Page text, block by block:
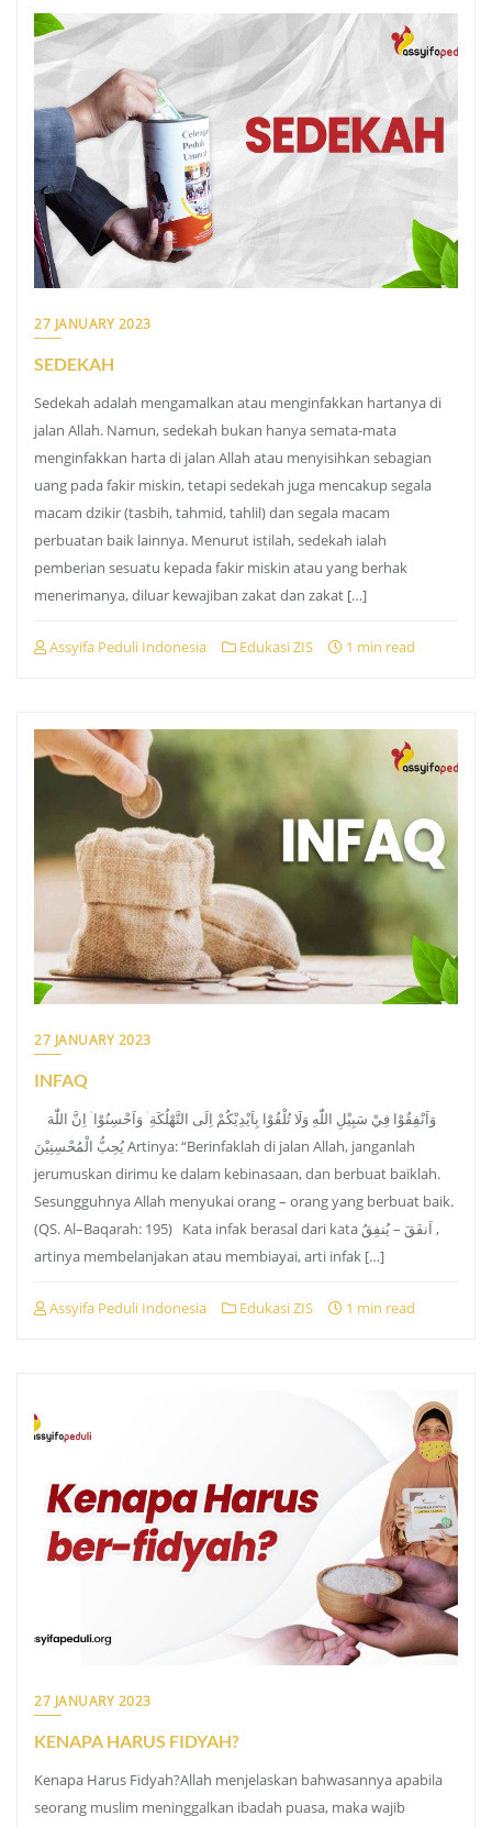
27 JANUARY 2023
SEDEKAH
Sedekah adalah mengamalkan atau menginfakkan hartanya di
jalan Allah. Namun, sedekah bukan hanya semata-mata
menginfakkan harta di jalan Allah atau menyisihkan sebagian
uang pada fakir miskin, tetapi sedekah juga mencakup segala
macam dzikir (tasbih, tahmid, tahlil) dan segala macam
perbuatan baik lainnya. Menurut istilah, sedekah ialah
pemberian sesuatu kepada fakir miskin atau yang berhak
menerimanya, diluar kewajiban zakat dan zakat […]
Assyifa Peduli Indonesia Edukasi ZIS 1 min read
27 JANUARY 2023
INFAQ
يُحِبُّ الْمُحْسِنِيْنَ Artinya: “Berinfaklah di jalan Allah, janganlah
jerumuskan dirimu ke dalam kebinasaan, dan berbuat baiklah.
Sesungguhnya Allah menyukai orang – orang yang berbuat baik.
(QS. Al–Baqarah: 195) Kata infak berasal dari kata اَنفَقَ – يُنفِقُ ,
artinya membelanjakan atau membiayai, arti infak […]
Assyifa Peduli Indonesia Edukasi ZIS 1 min read
27 JANUARY 2023
KENAPA HARUS FIDYAH?
Kenapa Harus Fidyah?Allah menjelaskan bahwasannya apabila
seorang muslim meninggalkan ibadah puasa, maka wajib